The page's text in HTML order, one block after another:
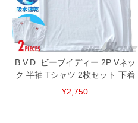
B.V.D. ビーブイディー 2P Vネッ
ク 半袖 Tシャツ 2枚セット 下着
¥2,750